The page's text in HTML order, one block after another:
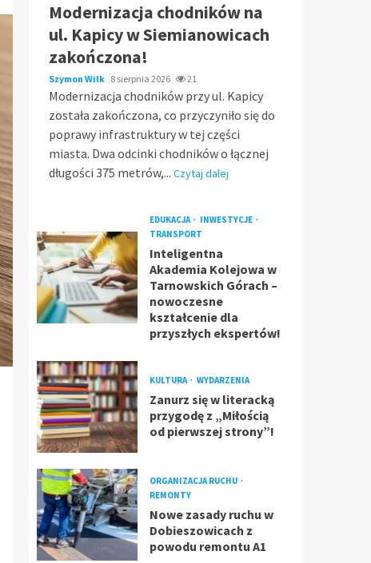
Modernizacja chodników na
ul. Kapicy w Siemianowicach
zakończona!
Szymon Wilk 8 sierpnia 2026 21
Modernizacja chodników przy ul. Kapicy
została zakończona, co przyczyniło się do
poprawy infrastruktury w tej części
miasta. Dwa odcinki chodników o łącznej
długości 375 metrów,... Czytaj dalej
EDUKACJA
INWESTYCJE
TRANSPORT
Inteligentna
Akademia Kolejowa w
Tarnowskich Górach –
nowoczesne
kształcenie dla
przyszłych ekspertów!
KULTURA WYDARZENIA
Zanurz się w literacką
przygodę z „Miłością
od pierwszej strony”!
ORGANIZACJA RUCHU
REMONTY
Nowe zasady ruchu w
Dobieszowicach z
powodu remontu A1